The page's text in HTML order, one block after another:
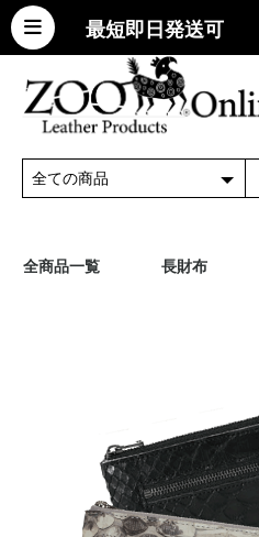
最短即日発送可
全商品一覧 長財布